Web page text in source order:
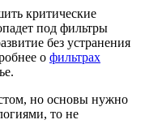
критические
под фильтры
без устранения
о фильтрах
но основы нужно
то не